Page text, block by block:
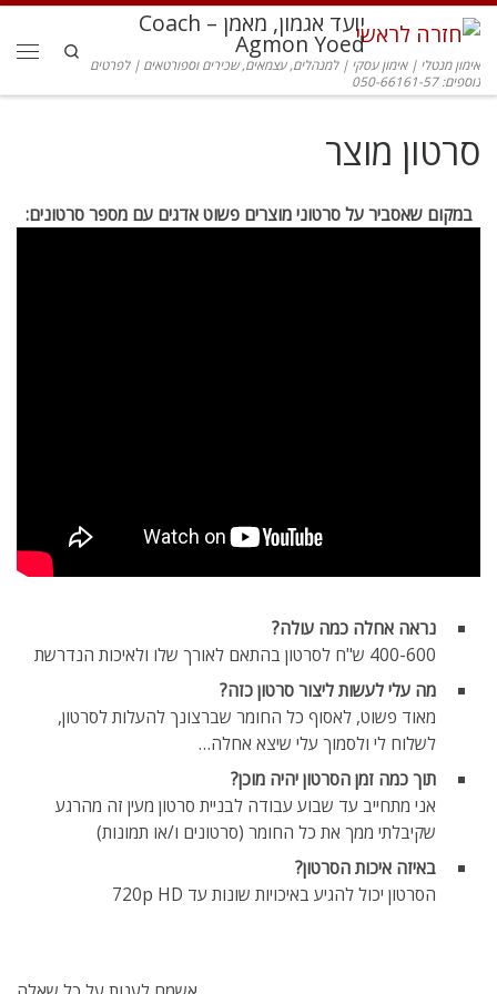
יועד אגמון, מאמן – Coach
Agmon Yoed
אימון מנטלי | אימון עסקי | למנהלים, עצמאים, שכירים וספורטאים | לפרטים
נוספים: 050-66161-57
Search
סרטון מוצר
במקום שאסביר על סרטוני מוצרים פשוט אדגים עם מספר סרטונים:
נראה אחלה כמה עולה?
400-600 ש"ח לסרטון בהתאם לאורך שלו ולאיכות הנדרשת
מה עלי לעשות ליצור סרטון כזה?
מאוד פשוט, לאסוף כל החומר שברצונך להעלות לסרטון,
לשלוח לי ולסמוך עלי שיצא אחלה…
תוך כמה זמן הסרטון יהיה מוכן?
אני מתחייב עד שבוע עבודה לבניית סרטון מעין זה מהרגע
שקיבלתי ממך את כל החומר (סרטונים ו/או תמונות)
באיזה איכות הסרטון?
הסרטון יכול להגיע באיכויות שונות עד 720p HD